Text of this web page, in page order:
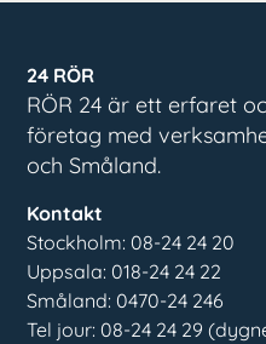
24 RÖR
RÖR 24 är ett erfaret
företag med
och Småland.
Kontakt
Stockholm: 08-24 24 20
Uppsala: 018-24 24 22
Småland: 0470-24 246
Tel jour: 08-24 24 29